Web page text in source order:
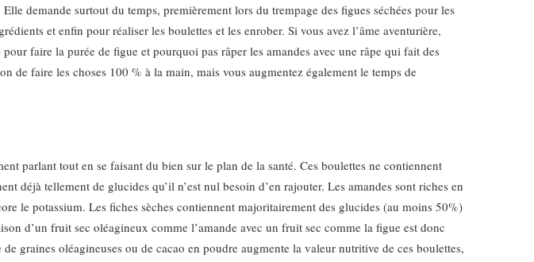
Elle demande surtout du temps, premièrement lors du trempage des figues séchées pour les
et enfin pour réaliser les boulettes et les enrober. Si vous avez l’âme aventurière,
faire la purée de figue et pourquoi pas râper les amandes avec une râpe qui fait des
de faire les choses 100 % à la main, mais vous augmentez également le temps de
parlant tout en se faisant du bien sur le plan de la santé. Ces boulettes ne contiennent
déjà tellement de glucides qu’il n’est nul besoin d’en rajouter. Les amandes sont riches en
le potassium. Les fiches sèches contiennent majoritairement des glucides (au moins 50%)
d’un fruit sec oléagineux comme l’amande avec un fruit sec comme la figue est donc
graines oléagineuses ou de cacao en poudre augmente la valeur nutritive de ces boulettes,